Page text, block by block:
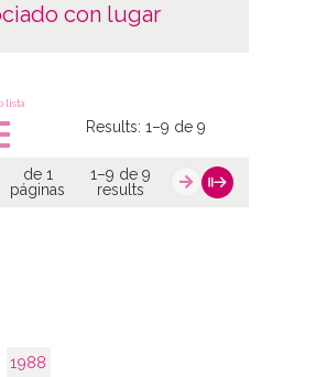
con lugar
lista
Results:1–9 de 9
de 1
páginas
1–9 de 9
results
1988